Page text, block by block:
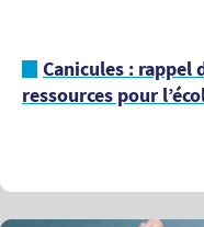
Canicules : rappel
ressources pour